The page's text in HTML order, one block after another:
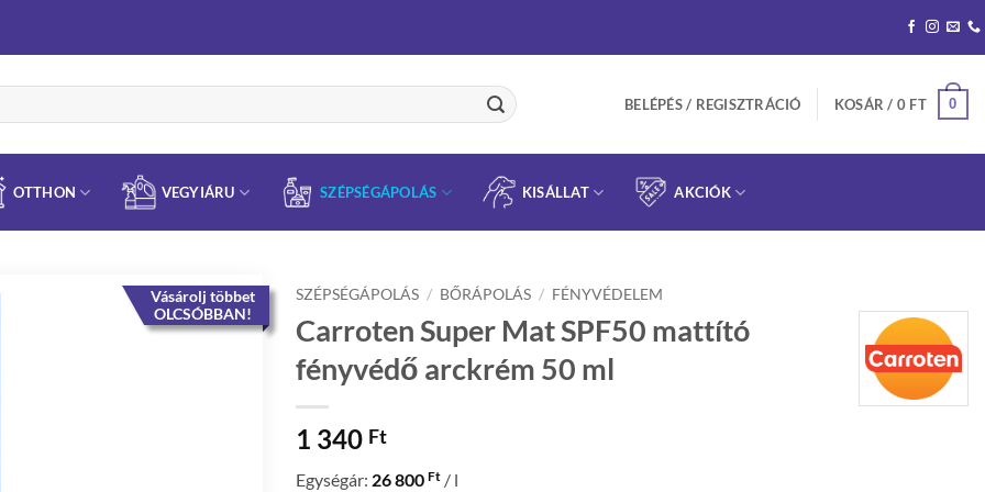
BELÉPÉS / REGISZTRÁCIÓ KOSÁR / 0 FT 0
OTTHON VEGYIÁRU SZÉPSÉGÁPOLÁS KISÁLLAT AKCIÓK
Vásárolj többet
OLCSÓBBAN!
SZÉPSÉGÁPOLÁS / BŐRÁPOLÁS / FÉNYVÉDELEM
Carroten Super Mat SPF50 mattító
fényvédő arckrém 50 ml
1 340 Ft
Egységár: 26 800 Ft / l